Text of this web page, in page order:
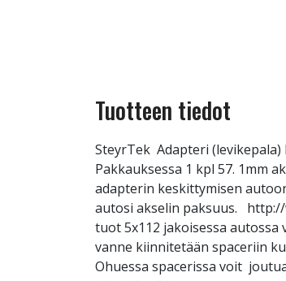
Tuotteen tiedot
SteyrTek Adapteri (levikepala)
Pakkauksessa 1 kpl 57. 1mm
adapterin keskittymisen
autosi akselin paksuus. http://
tuot 5x112 jakoisessa
vanne kiinnitetään spaceriin
Ohuessa spacerissa voit